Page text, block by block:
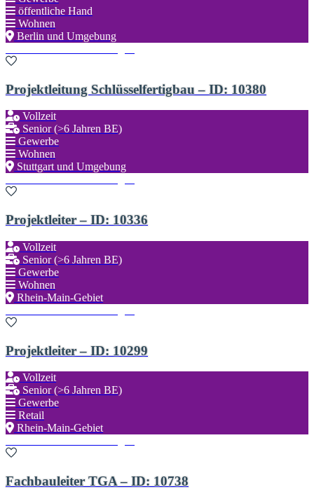
öffentliche Hand
Wohnen
Berlin und Umgebung
Projektleitung Schlüsselfertigbau – ID: 10380
Vollzeit
Senior (>6 Jahren BE)
Gewerbe
Wohnen
Stuttgart und Umgebung
Projektleiter – ID: 10336
Vollzeit
Senior (>6 Jahren BE)
Gewerbe
Wohnen
Rhein-Main-Gebiet
Projektleiter – ID: 10299
Vollzeit
Senior (>6 Jahren BE)
Gewerbe
Retail
Rhein-Main-Gebiet
Fachbauleiter TGA – ID: 10738